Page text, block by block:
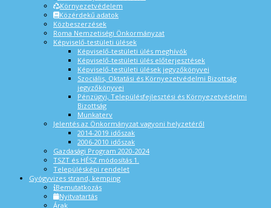
Környezetvédelem
Közérdekű adatok
Közbeszerzések
Roma Nemzetiségi Önkormányzat
Képviselő-testületi ülések
Képviselő-testületi ülés meghívók
Képviselő-testületi ülés előterjesztések
Képviselő-testületi ülések jegyzőkönyvei
Szociális, Oktatási és Környezetvédelmi Bizottság
jegyzőkönyvei
Pénzügyi, Településfejlesztési és Környezetvédelmi
Bizottság
Munkaterv
Jelentés az Önkormányzat vagyoni helyzetéről
2014-2019 időszak
2006-2010 időszak
Gazdasági Program 2020-2024
TSZT és HÉSZ módosítás 1.
Településképi rendelet
Gyógyvizes strand, kemping
Bemutatkozás
Nyitvatartás
Árak